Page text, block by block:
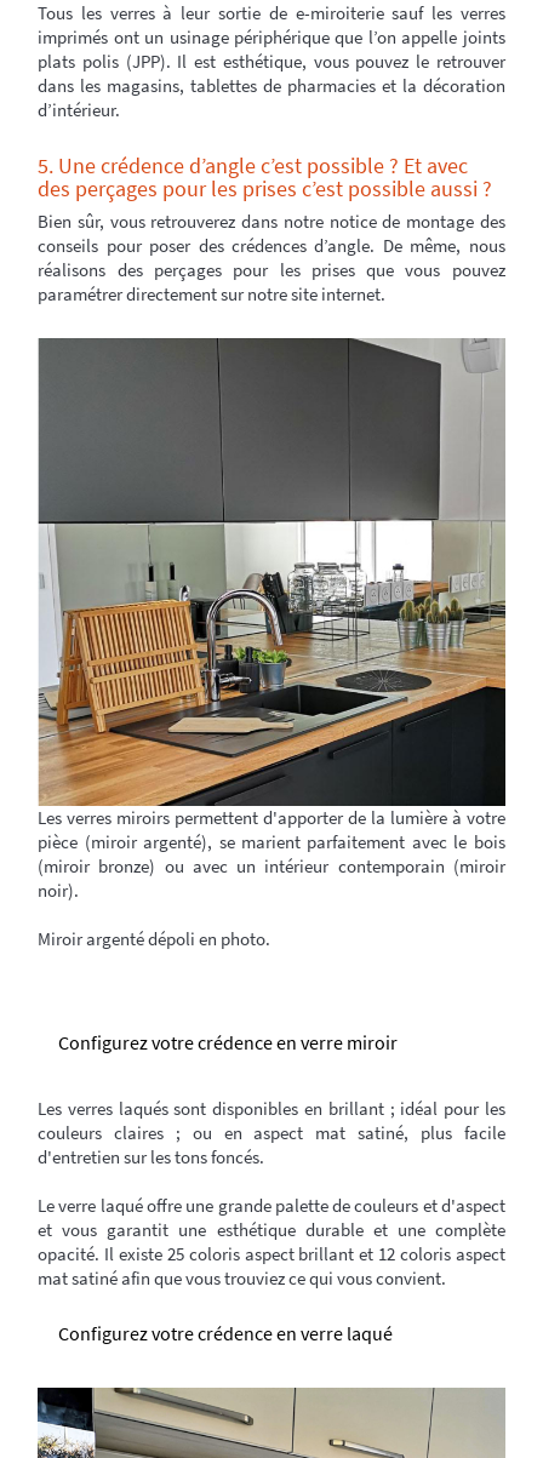
Tous les verres à leur sortie de e-miroiterie sauf les verres
imprimés ont un usinage périphérique que l’on appelle joints
plats polis (JPP). Il est esthétique, vous pouvez le retrouver
dans les magasins, tablettes de pharmacies et la décoration
d’intérieur.
5. Une crédence d’angle c’est possible ? Et avec
des perçages pour les prises c’est possible aussi ?
Bien sûr, vous retrouverez dans notre notice de montage des
conseils pour poser des crédences d’angle. De même, nous
réalisons des perçages pour les prises que vous pouvez
paramétrer directement sur notre site internet.
Les verres miroirs permettent d'apporter de la lumière à votre
pièce (miroir argenté), se marient parfaitement avec le bois
(miroir bronze) ou avec un intérieur contemporain (miroir
noir).
Miroir argenté dépoli en photo.
Configurez votre crédence en verre miroir
Les verres laqués sont disponibles en brillant ; idéal pour les
couleurs claires ; ou en aspect mat satiné, plus facile
d'entretien sur les tons foncés.
Le verre laqué offre une grande palette de couleurs et d'aspect
et vous garantit une esthétique durable et une complète
opacité. Il existe 25 coloris aspect brillant et 12 coloris aspect
mat satiné afin que vous trouviez ce qui vous convient.
Configurez votre crédence en verre laqué